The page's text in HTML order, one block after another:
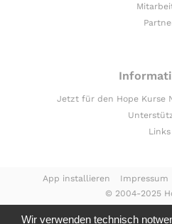
Jetzt für den Hope Kurse
Links
© 2004-2025
App installieren Impressum
Wir verwenden technisch